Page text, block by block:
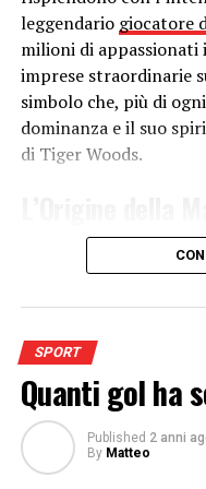
UP NEXT
Champions League: il
sera
DON'T MISS
Fantacalcio: Gervinho
leggendario giocatore
milioni di
imprese straordinarie
simbolo che, più di
dominanza e il suo
di Tiger Woods.
Per capire appieno il
dobbiamo fare un
la decisione di Tiger
dettata da una
trasformò ben presto
golfista statunitense.
Il Significato
SPORT
Quanti gol ha
Published 2 anni
By Matteo